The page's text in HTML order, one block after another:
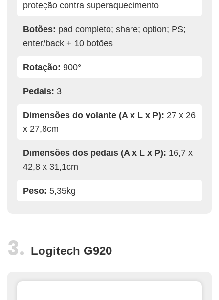
proteção contra superaquecimento
Botões: pad completo; share; option; PS;
enter/back + 10 botões
Rotação: 900°
Pedais: 3
Dimensões do volante (A x L x P): 27 x 26
x 27,8cm
Dimensões dos pedais (A x L x P): 16,7 x
42,8 x 31,1cm
Peso: 5,35kg
Logitech G920